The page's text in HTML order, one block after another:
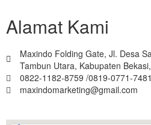
Alamat Kami
Maxindo Folding Gate, Jl. Desa
Tambun Utara, Kabupaten
0822-1182-8759 /0819-0771-7481
maxindomarketing@gmail.com